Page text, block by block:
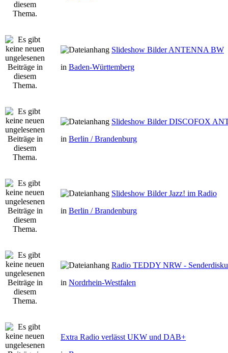
Slideshow Bilder ANTENNA BW
in Baden-Württemberg
Slideshow Bilder DISCOFOX
in Berlin / Brandenburg
Slideshow Bilder Jazz! im Radio
in Berlin / Brandenburg
Radio TEDDY NRW -
in Nordrhein-Westfalen
Extra Radio verlässt UKW und DAB+